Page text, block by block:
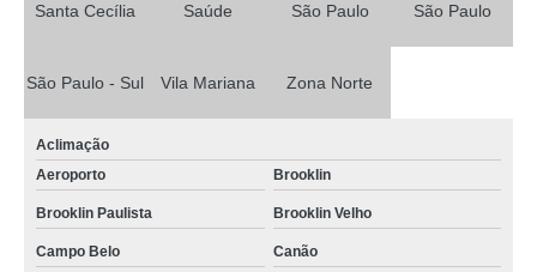
Santa Cecília Saúde São Paulo São Paulo
São Paulo - Sul Vila Mariana Zona Norte
Aclimação
Aeroporto
Brooklin
Brooklin Paulista Brooklin Velho
Campo Belo Canão